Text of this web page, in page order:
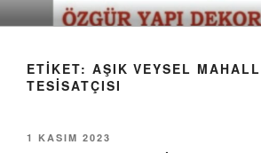
İçeriğe
geç
ETIKET: AŞIK VEYSEL
TESISATÇISI
YAYIM
1 KASIM 2023